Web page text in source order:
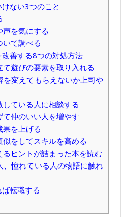
ない3つのこと
を気にする
て調べる
善する8つの対処方法
遊びの要素を取り入れる
を変えてもらえないか上司や
ている人に相談する
仲のいい人を増やす
を上げる
をしてスキルを高める
ヒントが詰まった本を読む
憧れている人の物語に触れ
転職する